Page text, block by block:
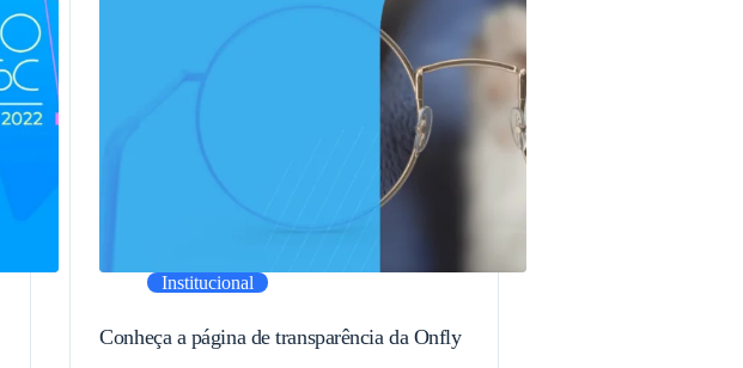
Institucional
Conheça a página de transparência da Onfly